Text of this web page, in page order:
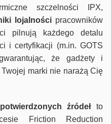
szczelności IPX,
lojalnościpracowników
pilnują każdego detalu
i certyfikacji (m.in. GOTS
że gadżety i
marki nie narażą Cię
potwierdzonych źródełto
Friction Reduction